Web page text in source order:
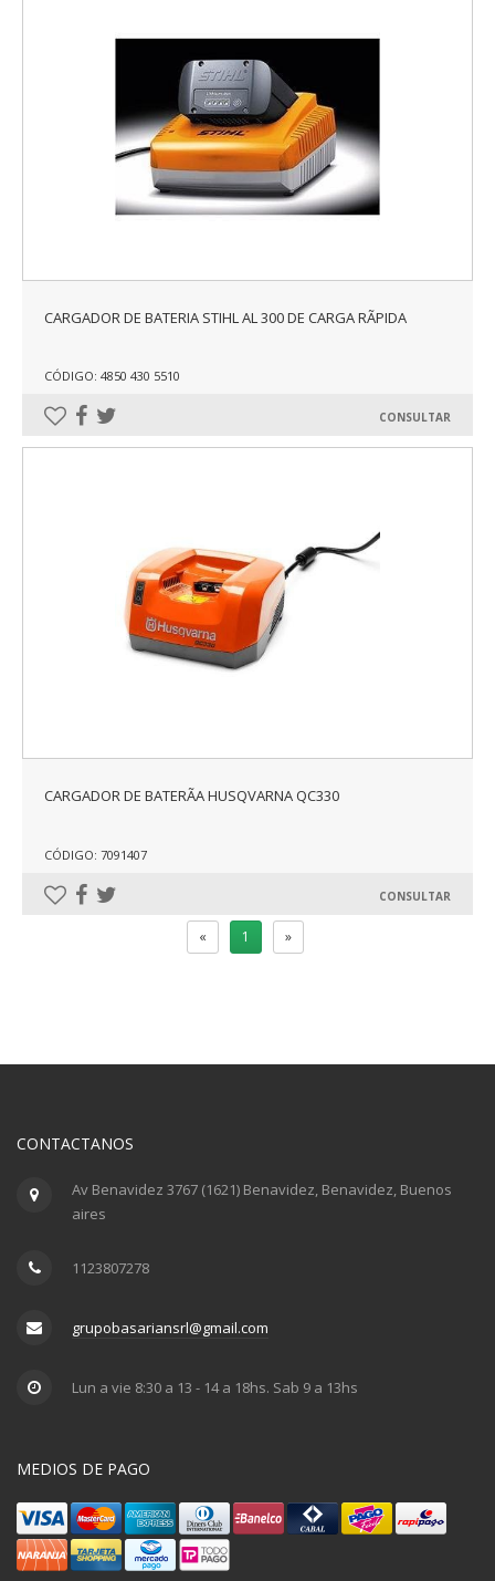
CARGADOR DE BATERIA STIHL AL 300 DE CARGA RÃPIDA
CÓDIGO: 4850 430 5510
CONSULTAR
CARGADOR DE BATERÃA HUSQVARNA QC330
CÓDIGO: 7091407
CONSULTAR
« 1 »
CONTACTANOS
Av Benavidez 3767 (1621) Benavidez, Benavidez, Buenos
aires
1123807278
grupobasariansrl@gmail.com
Lun a vie 8:30 a 13 - 14 a 18hs. Sab 9 a 13hs
MEDIOS DE PAGO